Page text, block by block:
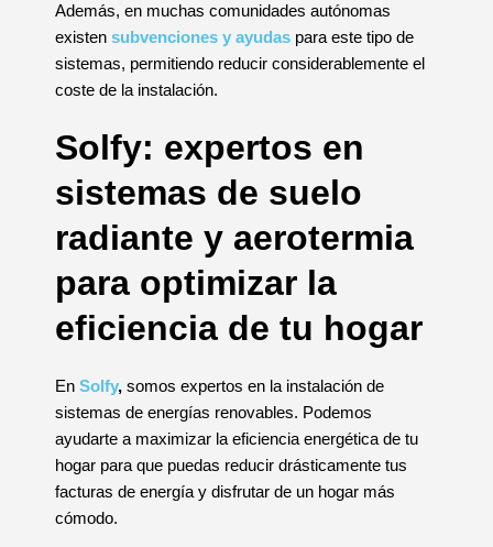
Además, en muchas comunidades autónomas
existen subvenciones y ayudas para este tipo de
sistemas, permitiendo reducir considerablemente el
coste de la instalación.
Solfy: expertos en
sistemas de suelo
radiante y aerotermia
para optimizar la
eficiencia de tu hogar
En Solfy, somos expertos en la instalación de
sistemas de energías renovables. Podemos
ayudarte a maximizar la eficiencia energética de tu
hogar para que puedas reducir drásticamente tus
facturas de energía y disfrutar de un hogar más
cómodo.